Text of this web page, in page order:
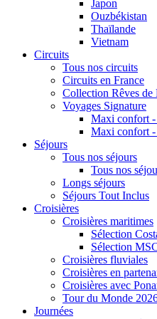
Japon
Ouzbékistan
Thaïlande
Vietnam
Circuits
Tous nos circuits
Circuits en France
Collection Rêves de
Voyages Signature
Maxi confort
Maxi confort
Séjours
Tous nos séjours
Tous nos
Longs séjours
Séjours Tout Inclus
Croisières
Croisières maritimes
Sélection
Sélection
Croisières fluviales
Croisières en
Croisières avec
Tour du Monde
Journées